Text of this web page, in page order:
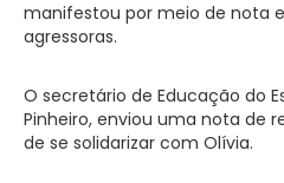
manifestou por meio de nota
agressoras.
O secretário de Educação do
Pinheiro, enviou uma nota de
de se solidarizar com Olívia.